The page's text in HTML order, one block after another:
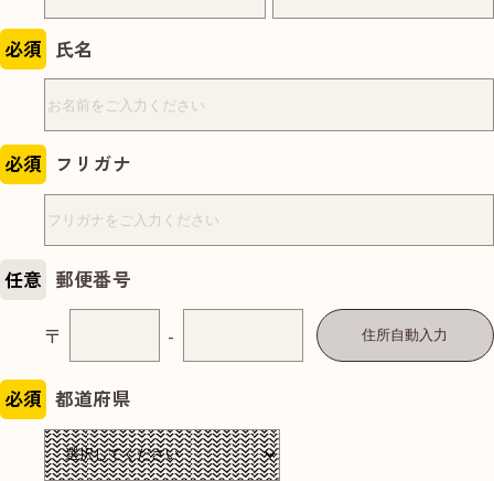
必須 氏名
必須 フリガナ
任意 郵便番号
〒 - 住所自動入力
必須 都道府県